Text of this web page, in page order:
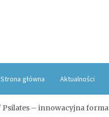
Strona główna Aktualności
Psilates – innowacyjna